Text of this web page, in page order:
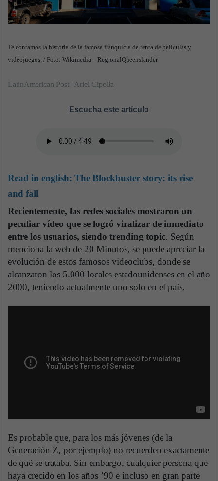
Te contamos la historia de la famosa franquicia de renta de películas y
videojuegos. / Foto: Wikimedia – RegionalQueenslander
LatinAmerican Post | Ariel Cipolla
Escucha este artículo
Read in english: The Blockbuster story: its rise
and fall
Recientemente, las redes sociales mostraron un
peculiar vídeo que se logró viralizar de inmediato
entre los usuarios, siendo trending topic. Según
menciona la web de 20 Minutos, se puede apreciar la
evolución de estos famosos videoclubs, donde se
alcanzaron los 5.000 locales estadounidenses en el año
2000, teniendo actualmente uno solo en el país.
Es probable que, para los más jóvenes (de la
Generación Z, por ejemplo) no recuerden exactamente
de qué se trataba. Sin embargo, cualquier persona que
haya crecido en los años ’90 e incluso en gran parte